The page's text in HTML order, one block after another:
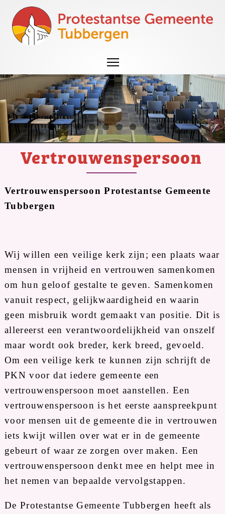
Vertrouwenspersoon
Vertrouwenspersoon Protestantse Gemeente
Tubbergen
Wij willen een veilige kerk zijn; een plaats waar
mensen in vrijheid en vertrouwen samenkomen
om hun geloof gestalte te geven. Samenkomen
vanuit respect, gelijkwaardigheid en waarin
geen misbruik wordt gemaakt van positie. Dit is
allereerst een verantwoordelijkheid van onszelf
maar wordt ook breder, kerk breed, gevoeld.
Om een veilige kerk te kunnen zijn schrijft de
PKN voor dat iedere gemeente een
vertrouwenspersoon moet aanstellen. Een
vertrouwenspersoon is het eerste aanspreekpunt
voor mensen uit de gemeente die in vertrouwen
iets kwijt willen over wat er in de gemeente
gebeurt of waar ze zorgen over maken. Een
vertrouwenspersoon denkt mee en helpt mee in
het nemen van bepaalde vervolgstappen.
De Protestantse Gemeente Tubbergen heeft als